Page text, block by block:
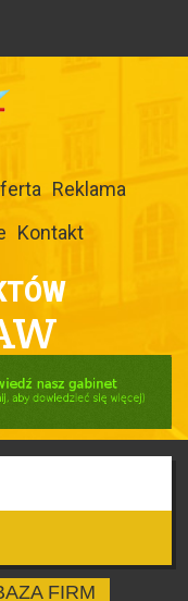
Reklama
Kontakt
FIRM